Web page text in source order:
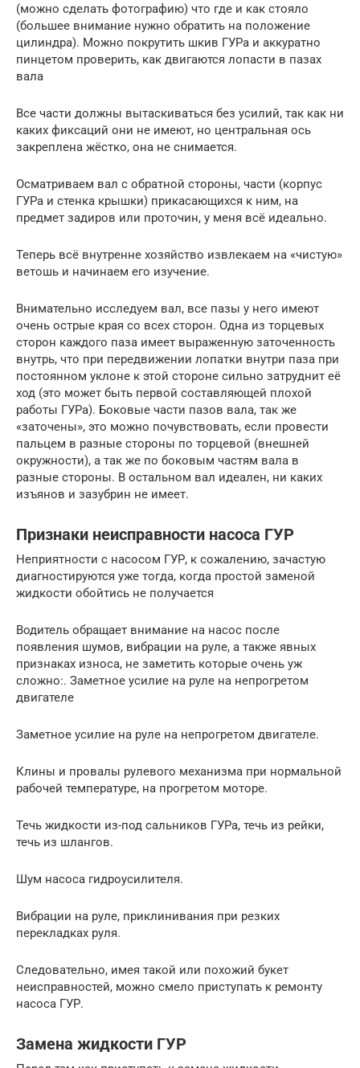
(можно сделать фотографию) что где и как стояло
(большее внимание нужно обратить на положение
цилиндра). Можно покрутить шкив ГУРа и аккуратно
пинцетом проверить, как двигаются лопасти в пазах
вала
Все части должны вытаскиваться без усилий, так как ни
каких фиксаций они не имеют, но центральная ось
закреплена жёстко, она не снимается.
Осматриваем вал с обратной стороны, части (корпус
ГУРа и стенка крышки) прикасающихся к ним, на
предмет задиров или проточин, у меня всё идеально.
Теперь всё внутренне хозяйство извлекаем на «чистую»
ветошь и начинаем его изучение.
Внимательно исследуем вал, все пазы у него имеют
очень острые края со всех сторон. Одна из торцевых
сторон каждого паза имеет выраженную заточенность
внутрь, что при передвижении лопатки внутри паза при
постоянном уклоне к этой стороне сильно затруднит её
ход (это может быть первой составляющей плохой
работы ГУРа). Боковые части пазов вала, так же
«заточены», это можно почувствовать, если провести
пальцем в разные стороны по торцевой (внешней
окружности), а так же по боковым частям вала в
разные стороны. В остальном вал идеален, ни каких
изъянов и зазубрин не имеет.
Признаки неисправности насоса ГУР
Неприятности с насосом ГУР, к сожалению, зачастую
диагностируются уже тогда, когда простой заменой
жидкости обойтись не получается
Водитель обращает внимание на насос после
появления шумов, вибрации на руле, а также явных
признаках износа, не заметить которые очень уж
сложно:. Заметное усилие на руле на непрогретом
двигателе
Заметное усилие на руле на непрогретом двигателе.
Клины и провалы рулевого механизма при нормальной
рабочей температуре, на прогретом моторе.
Течь жидкости из-под сальников ГУРа, течь из рейки,
течь из шлангов.
Шум насоса гидроусилителя.
Вибрации на руле, приклинивания при резких
перекладках руля.
Следовательно, имея такой или похожий букет
неисправностей, можно смело приступать к ремонту
насоса ГУР.
Замена жидкости ГУР